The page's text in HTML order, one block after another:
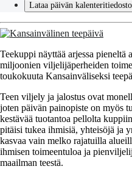
Lataa päivän
Teekuppi näyttää arjessa
miljoonien viljelijäperheiden
toukokuuta Kansainväliseksi
Teen viljely ja jalostus ovat
joten päivän painopiste on myös
kestävää tuotantoa pellolta
pitäisi tukea ihmisiä, yhteisöjä ja
kasvaa vain melko rajatuilla
ihmisen toimeentuloa ja
maailman teestä.